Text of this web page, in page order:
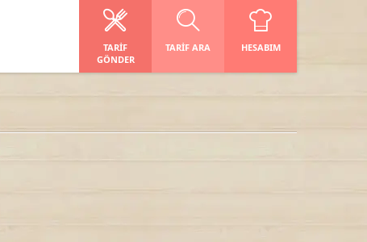
HESABIM
TARIF ARA
TARIF
GÖNDER